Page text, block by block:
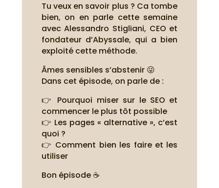
Tu veux en savoir plus ? Ca tombe
bien, on en parle cette semaine
avec Alessandro Stigliani, CEO et
fondateur d’Abyssale, qui a bien
exploité cette méthode.
Âmes sensibles s’abstenir 😜
Dans cet épisode, on parle de :
👉 Pourquoi miser sur le SEO et
commencer le plus tôt possible
👉 Les pages « alternative », c’est
quoi ?
👉 Comment bien les faire et les
utiliser
Bon épisode ☕